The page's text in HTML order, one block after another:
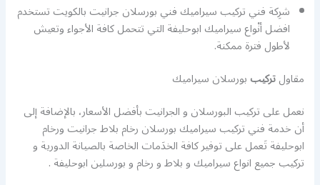
شرِكة فني تركيب سيراميك فني بورسلان جرانيت بالكويت تستخدم
افضل أنْواع سيراميك ابوحليفة التي تتحمل كافة الأجواء وتعيش
لأطول فترة ممكنة.
مقاولتركيببورسلان سيراميك
نعمل على تركيب البورسلان و الجرانيت بأفضل الأسعار، بالإضافة إلى
أن خدمة فني تركيب سيراميك بورسلان رخام بلاط جرانيت ورخام
ابوحليفة تَعمل على توفير كافة الخدَمات الخاصة بالصيانة الدورية و
تركيب جميع انواع سيراميك و بلاط و رخام و بورسلين ابوحليفة .